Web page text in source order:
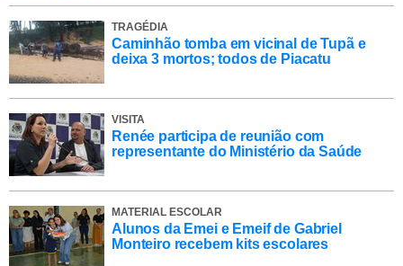
TRAGÉDIA
Caminhão tomba em vicinal de Tupã e
deixa 3 mortos; todos de Piacatu
VISITA
Renée participa de reunião com
representante do Ministério da Saúde
MATERIAL ESCOLAR
Alunos da Emei e Emeif de Gabriel
Monteiro recebem kits escolares